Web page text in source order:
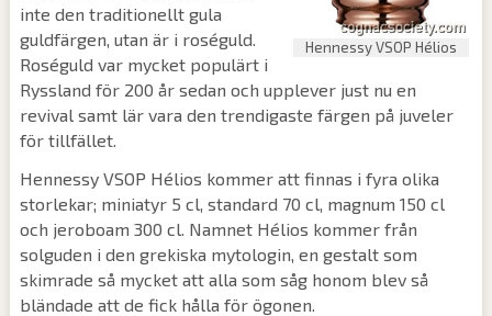
Hennessy VSOP Hélios
inte den traditionellt gula
guldfärgen, utan är i roséguld.
Roséguld var mycket populärt i
Ryssland för 200 år sedan och upplever just nu en
revival samt lär vara den trendigaste färgen på juveler
för tillfället.
Hennessy VSOP Hélios kommer att finnas i fyra olika
storlekar; miniatyr 5 cl, standard 70 cl, magnum 150 cl
och jeroboam 300 cl. Namnet Hélios kommer från
solguden i den grekiska mytologin, en gestalt som
skimrade så mycket att alla som såg honom blev så
bländade att de fick hålla för ögonen.